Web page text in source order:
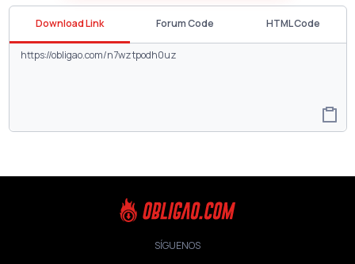
Download Link Forum Code HTML Code
SÍGUENOS